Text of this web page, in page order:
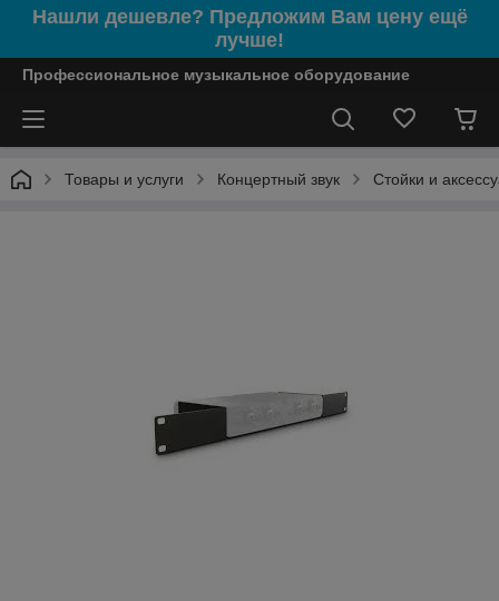
Нашли дешевле? Предложим Вам цену ещё
лучше!
Профессиональное музыкальное оборудование
Товары и услуги Концертный звук Стойки и